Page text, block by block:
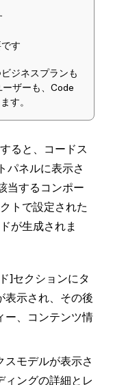
す
ジネスプランも
ザーも、Code
す。
ると、コードス
パネルに表示さ
当するコンポー
トで設定された
が生成されま
]セクションにタ
表示され、その後
ー、コンテンツ情
スモデルが表示さ
ィングの詳細とレ